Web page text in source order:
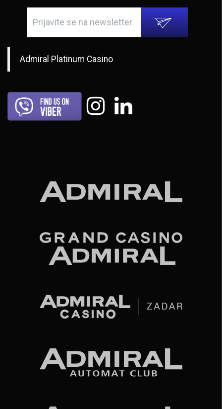
Admiral Platinum Casino